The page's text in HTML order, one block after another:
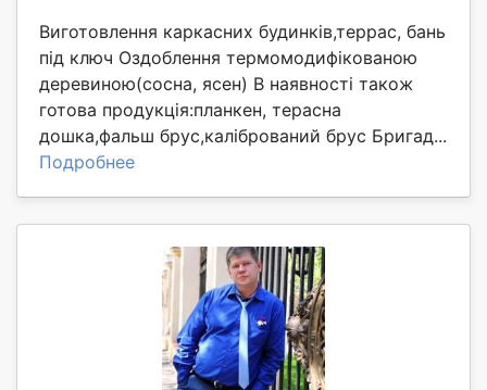
Виготовлення каркасних будинків,террас, бань
під ключ Оздоблення термомодифікованою
деревиною(сосна, ясен) В наявності також
готова продукція:планкен, терасна
дошка,фальш брус,калібрований брус Бригад...
Подробнее